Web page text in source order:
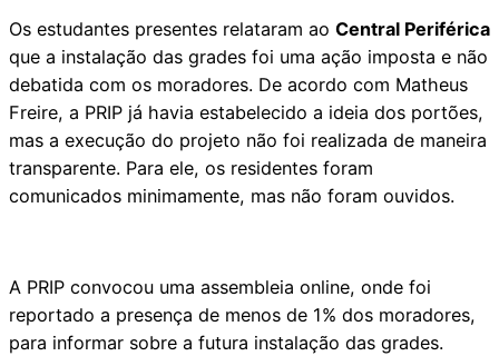
Os estudantes presentes relataram ao Central Periférica
que a instalação das grades foi uma ação imposta e não
debatida com os moradores. De acordo com Matheus
Freire, a PRIP já havia estabelecido a ideia dos portões,
mas a execução do projeto não foi realizada de maneira
transparente. Para ele, os residentes foram
comunicados minimamente, mas não foram ouvidos.
A PRIP convocou uma assembleia online, onde foi
reportado a presença de menos de 1% dos moradores,
para informar sobre a futura instalação das grades.